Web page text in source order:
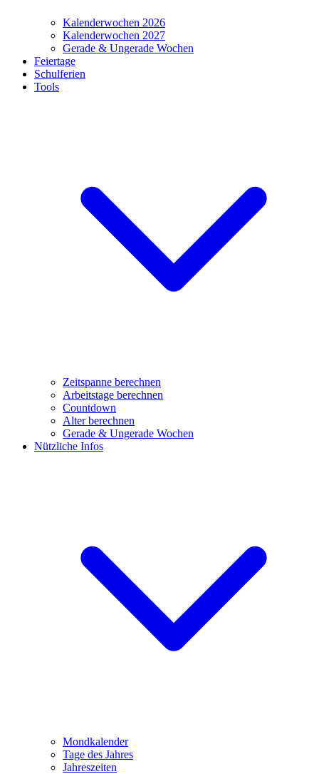
Kalenderwochen 2026
Kalenderwochen 2027
Gerade & Ungerade Wochen
Feiertage
Schulferien
Tools
Zeitspanne berechnen
Arbeitstage berechnen
Countdown
Alter berechnen
Gerade & Ungerade Wochen
Nützliche Infos
Mondkalender
Tage des Jahres
Jahreszeiten